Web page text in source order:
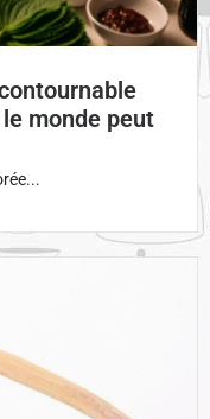
monde peut